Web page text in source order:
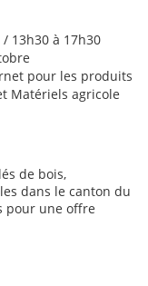
13h30 à 17h30
pour les produits
Matériels agricole
de bois,
dans le canton du
pour une offre